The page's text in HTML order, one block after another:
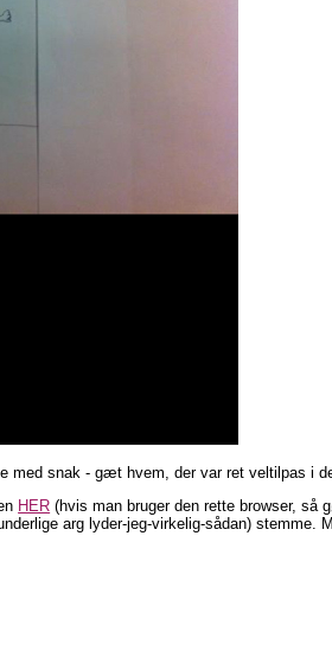
med snak - gæt hvem, der var ret veltilpas i
HER (hvis man bruger den rette browser, så
arg lyder-jeg-virkelig-sådan) stemme.